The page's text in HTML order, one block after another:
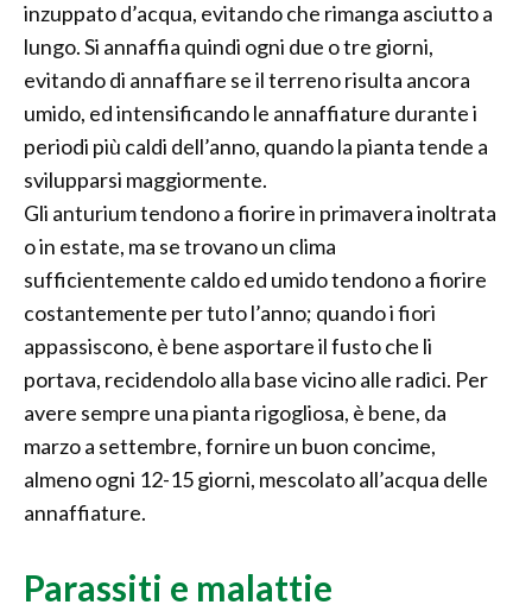
inzuppato d’acqua, evitando che rimanga asciutto a
lungo. Si annaffia quindi ogni due o tre giorni,
evitando di annaffiare se il terreno risulta ancora
umido, ed intensificando le annaffiature durante i
periodi più caldi dell’anno, quando la pianta tende a
svilupparsi maggiormente.
Gli anturium tendono a fiorire in primavera inoltrata
o in estate, ma se trovano un clima
sufficientemente caldo ed umido tendono a fiorire
costantemente per tuto l’anno; quando i fiori
appassiscono, è bene asportare il fusto che li
portava, recidendolo alla base vicino alle radici. Per
avere sempre una pianta rigogliosa, è bene, da
marzo a settembre, fornire un buon concime,
almeno ogni 12-15 giorni, mescolato all’acqua delle
annaffiature.
Parassiti e malattie